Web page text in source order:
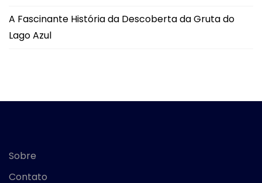
A Fascinante História da Descoberta da Gruta do
Lago Azul
Sobre
Contato